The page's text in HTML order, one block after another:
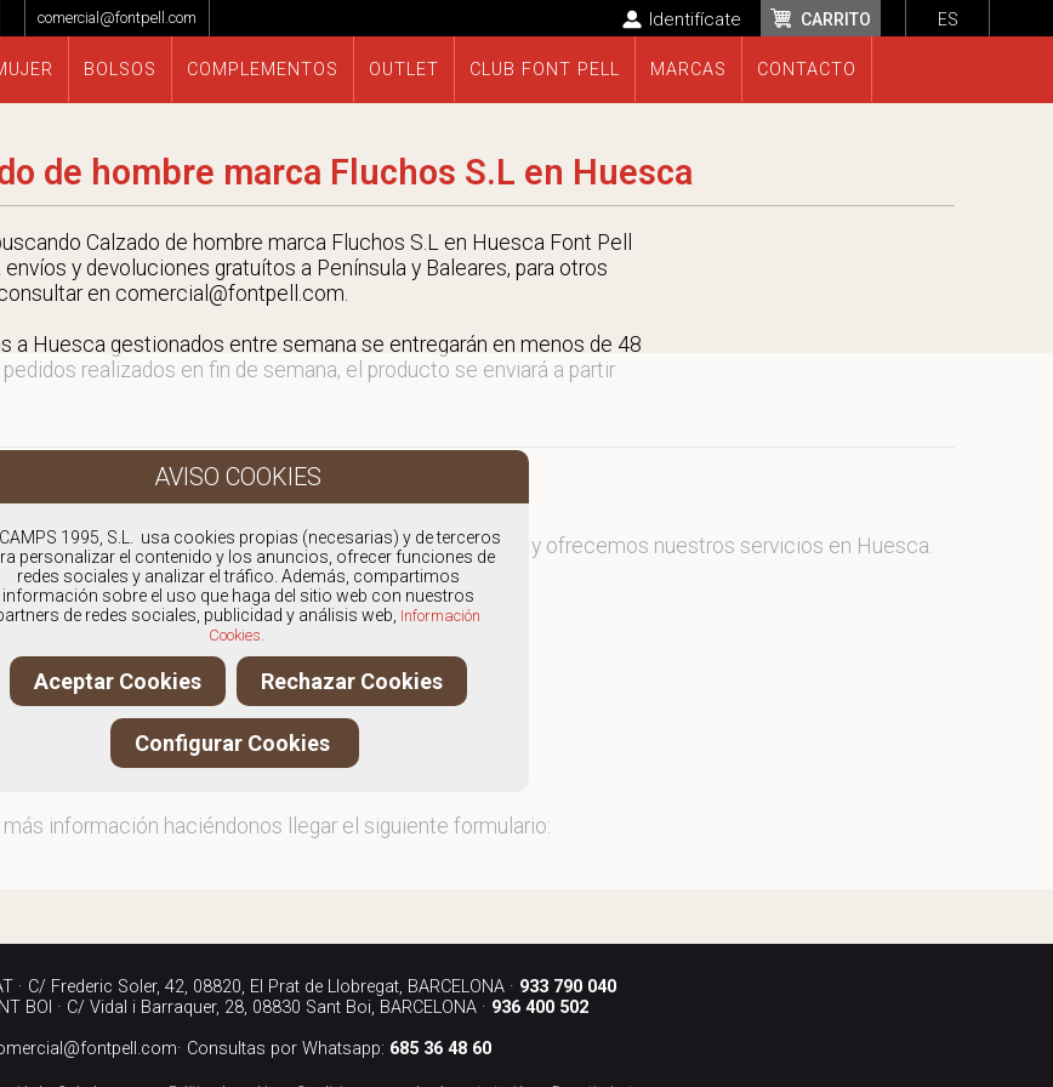
ES
comercial@fontpell.com CARRITO
Identifícate
BOLSOS COMPLEMENTOS OUTLET CLUB FONT PELL MARCAS CONTACTO
de hombre marca Fluchos S.L en Huesca
Calzado de hombre marca Fluchos S.L en Huesca Font Pell
y devoluciones gratuítos a Península y Baleares, para otros
en comercial@fontpell.com.
a Huesca gestionados entre semana se entregarán en menos de 48
pedidos realizados en fin de semana, el producto se enviará a partir
en Calzado de hombre marca Fluchos S.L , y ofrecemos nuestros servicios en Huesca.
información llamándonos a los teléfonos:
un correo electrónico a:
información haciéndonos llegar el siguiente formulario:
· C/ Frederic Soler, 42, 08820, El Prat de Llobregat, BARCELONA · 933 790 040
BOI · C/ Vidal i Barraquer, 28, 08830 Sant Boi, BARCELONA · 936 400 502
· Consultas por Whatsapp: 685 36 48 60
1995, S.L. usa cookies propias (necesarias) y de terceros
personalizar el contenido y los anuncios, ofrecer funciones de
redes sociales y analizar el tráfico. Además, compartimos
información sobre el uso que haga del sitio web con nuestros
de redes sociales, publicidad y análisis web, Información
Cookies.
Aceptar Cookies Rechazar Cookies
Configurar Cookies